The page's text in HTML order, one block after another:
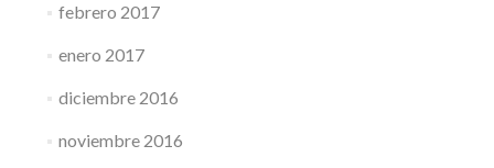
febrero 2017
enero 2017
diciembre 2016
noviembre 2016